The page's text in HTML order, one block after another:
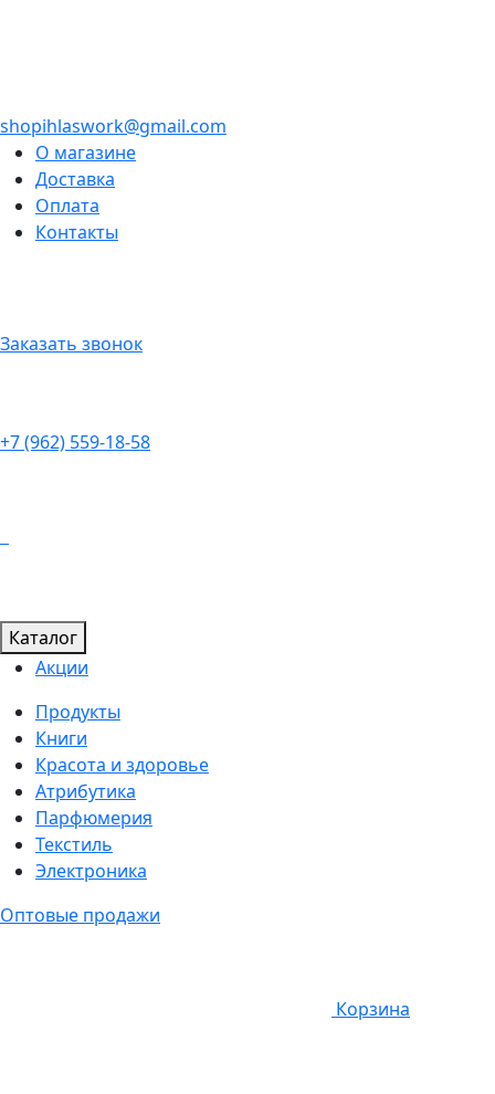
shopihlaswork@gmail.com
О магазине
Доставка
Оплата
Контакты
Заказать звонок
+7 (962) 559-18-58
Каталог
Акции
Продукты
Книги
Красота и здоровье
Атрибутика
Парфюмерия
Текстиль
Электроника
Оптовые продажи
Корзина